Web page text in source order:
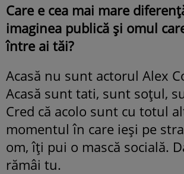
Care e cea mai mare
imaginea publică și omul
între ai tăi?
Acasă nu sunt actorul Alex
Acasă sunt tati, sunt soțul,
Cred că acolo sunt cu totul
momentul în care ieși pe
om, îți pui o mască socială.
rămâi tu.